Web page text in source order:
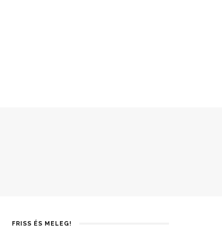
FRISS ÉS MELEG!